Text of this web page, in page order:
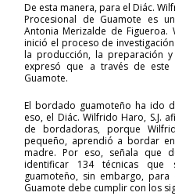
De esta manera, para el Diác.
Procesional de Guamote es
Antonia Merizalde de Figueroa.
inició el proceso de
la producción, la preparación
expresó que a través de
Guamote.
El bordado guamoteño ha ido
eso, el Diác. Wilfrido Haro, S.J.
de bordadoras, porque
pequeño, aprendió a bordar
madre. Por eso, señala que
identificar 134 técnicas
guamoteño, sin embargo,
Guamote debe cumplir con los